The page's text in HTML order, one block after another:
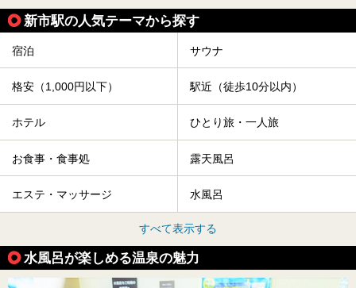
新市駅の人気テーマから探す
宿泊 サウナ
格安（1,000円以下） 駅近（徒歩10分以内）
ホテル ひとり旅・一人旅
お食事・食事処 露天風呂
エステ・マッサージ 水風呂
すべて表示する
水風呂が楽しめる温泉の魅力